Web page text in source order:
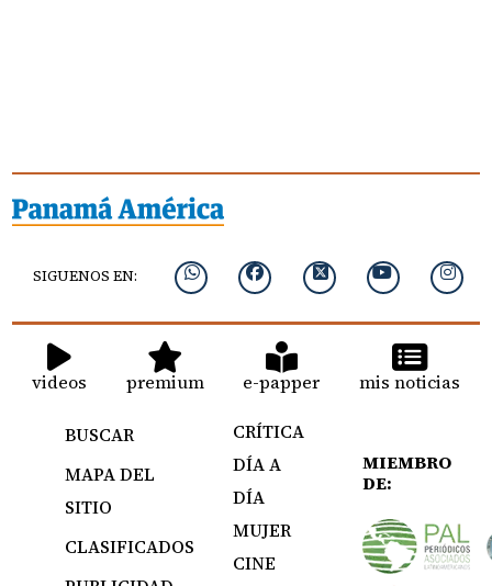
SIGUENOS EN:
videos premium e-papper mis noticias
BUSCAR
MAPA DEL
SITIO
CLASIFICADOS
CRÍTICA
DÍA A
DÍA
MUJER
CINE
MIEMBRO
DE: